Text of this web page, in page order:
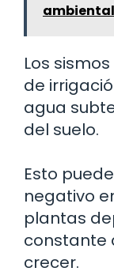
Los
de
agua
del suelo.
Esto
negativo
plantas
constante
crecer.